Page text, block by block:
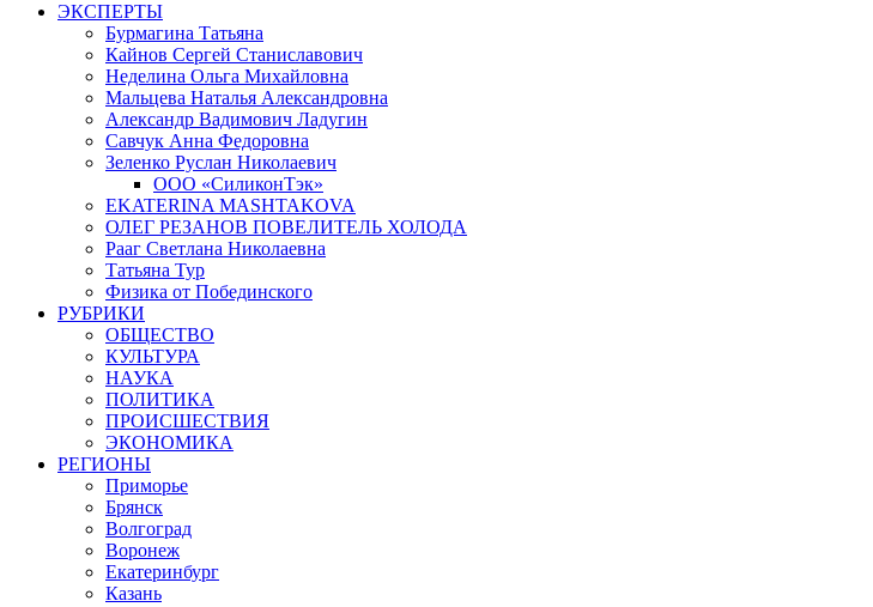
ЭКСПЕРТЫ
Бурмагина Татьяна
Кайнов Сергей Станиславович
Неделина Ольга Михайловна
Мальцева Наталья Александровна
Александр Вадимович Ладугин
Савчук Анна Федоровна
Зеленко Руслан Николаевич
ООО «СиликонТэк»
EKATERINA MASHTAKOVA
ОЛЕГ РЕЗАНОВ ПОВЕЛИТЕЛЬ ХОЛОДА
Рааг Светлана Николаевна
Татьяна Тур
Физика от Побединского
РУБРИКИ
ОБЩЕСТВО
КУЛЬТУРА
НАУКА
ПОЛИТИКА
ПРОИСШЕСТВИЯ
ЭКОНОМИКА
РЕГИОНЫ
Приморье
Брянск
Волгоград
Воронеж
Екатеринбург
Казань